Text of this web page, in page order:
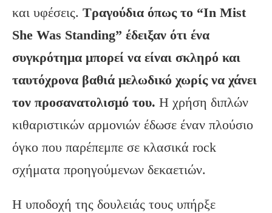
και υφέσεις. Τραγούδια όπως το “In Mist
She Was Standing” έδειξαν ότι ένα
συγκρότημα μπορεί να είναι σκληρό και
ταυτόχρονα βαθιά μελωδικό χωρίς να χάνει
τον προσανατολισμό του. Η χρήση διπλών
κιθαριστικών αρμονιών έδωσε έναν πλούσιο
όγκο που παρέπεμπε σε κλασικά rock
σχήματα προηγούμενων δεκαετιών.
Η υποδοχή της δουλειάς τους υπήρξε